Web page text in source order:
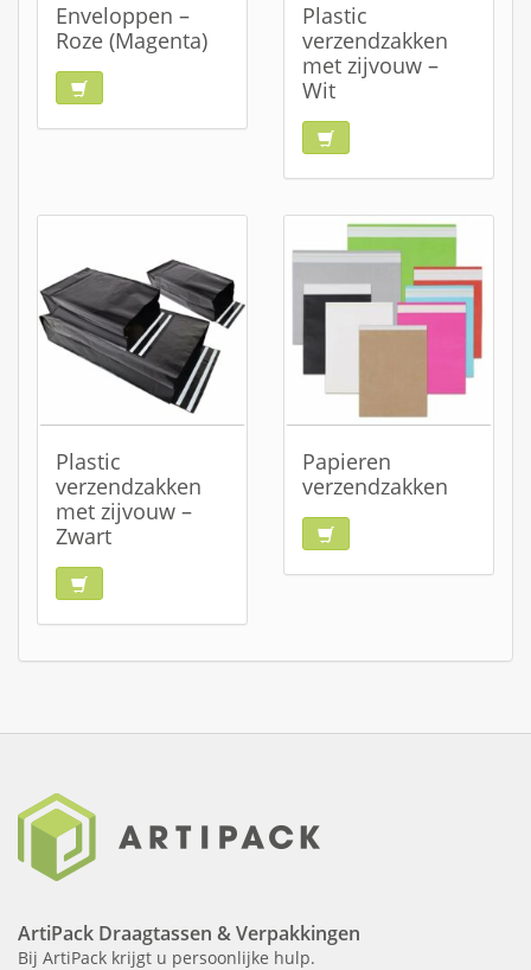
Enveloppen –
Roze (Magenta)
Plastic
verzendzakken
met zijvouw –
Wit
Plastic
verzendzakken
met zijvouw –
Zwart
Papieren
verzendzakken
ArtiPack Draagtassen & Verpakkingen
Bij ArtiPack krijgt u persoonlijke hulp.